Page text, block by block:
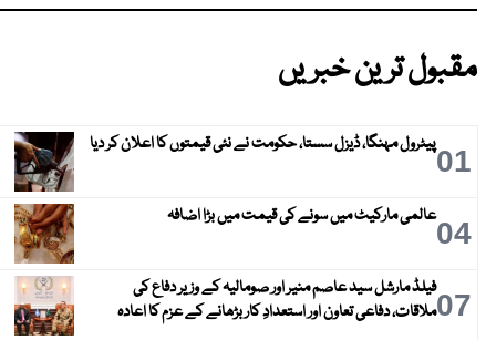
مقبول ترین خبریں
01پیٹرول مہنگا، ڈیزل سستا، حکومت نے نئی قیمتوں کا اعلان کر دیا
04عالمی مارکیٹ میں سونے کی قیمت میں بڑا اضافہ
07فیلڈ مارشل سید عاصم منیر اور صومالیہ کے وزیر دفاع کی
ملاقات، دفاعی تعاون اور استعدادِ کار بڑھانے کے عزم کا اعادہ